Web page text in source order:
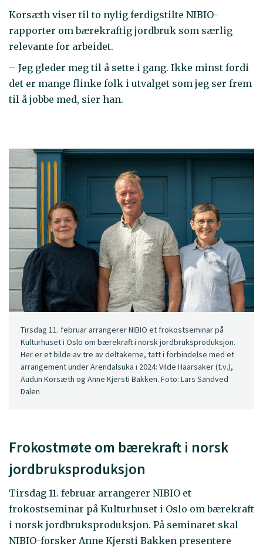
Korsæth viser til to nylig ferdigstilte NIBIO-
rapporter om bærekraftig jordbruk som særlig
relevante for arbeidet.
– Jeg gleder meg til å sette i gang. Ikke minst fordi
det er mange flinke folk i utvalget som jeg ser frem
til å jobbe med, sier han.
Tirsdag 11. februar arrangerer NIBIO et frokostseminar på
Kulturhuset i Oslo om bærekraft i norsk jordbruksproduksjon.
Her er et bilde av tre av deltakerne, tatt i forbindelse med et
arrangement under Arendalsuka i 2024: Vilde Haarsaker (t.v.),
Audun Korsæth og Anne Kjersti Bakken. Foto: Lars Sandved
Dalen
Frokostmøte om bærekraft i norsk
jordbruksproduksjon
Tirsdag 11. februar arrangerer NIBIO et
frokostseminar på Kulturhuset i Oslo om bærekraft
i norsk jordbruksproduksjon. På seminaret skal
NIBIO-forsker Anne Kjersti Bakken presentere